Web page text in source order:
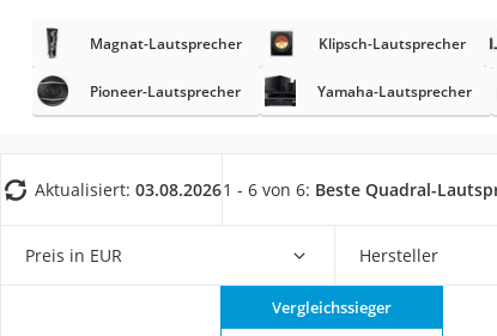
Gaming-
Ladekabel Typ
Lichtwecker
Acer Aspire
Service
Magnat-Lautsprecher Klipsch-Lautsprecher
Pioneer-Lautsprecher Yamaha-Lautsprecher
Aktualisiert: 03.08.20261 - 6 von 6: Beste Quadral-
Preis in EUR Hersteller
Vergleichssieger